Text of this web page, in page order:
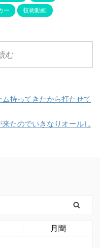
ー
技術動画
む
持ってきたから打たせて
たのでいきなりオールし
月間